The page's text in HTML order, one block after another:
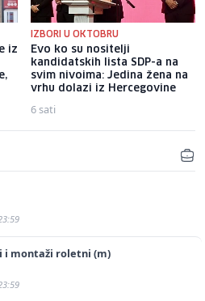
iz
IZBORI U OKTOBRU
Evo ko su nositelji
kandidatskih lista SDP-a na
svim nivoima: Jedina žena na
vrhu dolazi iz Hercegovine
6 sati
i montaži roletni (m)